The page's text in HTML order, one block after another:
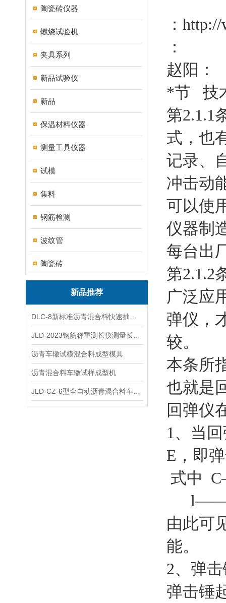
陶瓷砖仪器
燃烧试验机
夹具系列
新品试验仪
新品
保温材料仪器
测量工具仪器
试模
集料
钢筋检测
波纹管
陶瓷砖
新品推荐
沥青车辙试模混合料成型模具
沥青混合料车辙试样成型机
： http://
：
赵阳：
*节 技
第2.1.1
式，也
记录、
冲击动
可以使
仪器制
每台出
第2.1.2
广泛应
弹仪，
较。
本条所
也就是
回弹仪
1、当
E，即
式中
l——弹
由此可
能。
2、弹
弹击锤